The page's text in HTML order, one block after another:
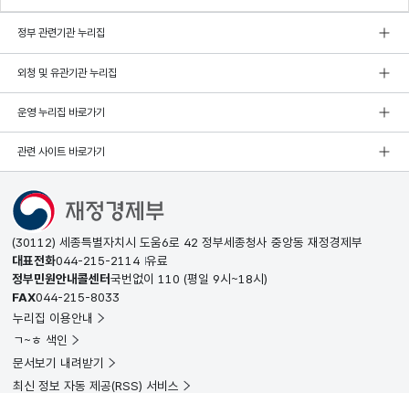
정부 관련기관 누리집
외청 및 유관기관 누리집
운영 누리집 바로가기
관련 사이트 바로가기
(30112) 세종특별자치시 도움6로 42 정부세종청사 중앙동 재정경제부
대표전화044-215-2114 유료
정부민원안내콜센터국번없이 110 (평일 9시~18시)
FAX044-215-8033
누리집 이용안내
ㄱ~ㅎ 색인
문서보기 내려받기
최신 정보 자동 제공(RSS) 서비스